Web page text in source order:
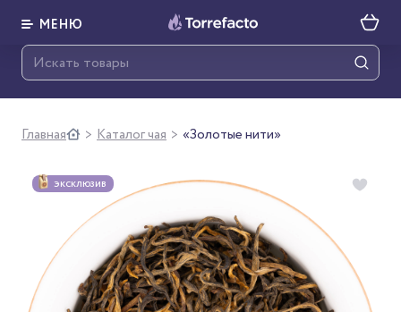
МЕНЮ
Главная > Каталог чая > «Золотые нити»
ЭКСКЛЮЗИВ